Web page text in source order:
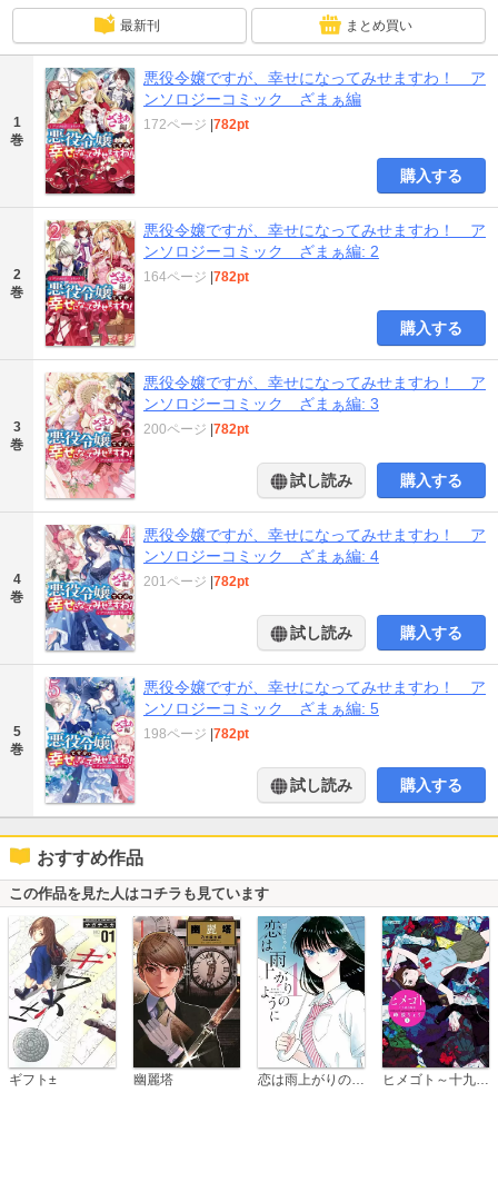
最新刊 まとめ買い
1
巻
悪役令嬢ですが、幸せになってみせますわ！ ア
ンソロジーコミック ざまぁ編
172ページ |782pt
購入する
2
巻
悪役令嬢ですが、幸せになってみせますわ！ ア
ンソロジーコミック ざまぁ編: 2
164ページ |782pt
購入する
3
巻
悪役令嬢ですが、幸せになってみせますわ！ ア
ンソロジーコミック ざまぁ編: 3
200ページ |782pt
試し読み 購入する
4
巻
悪役令嬢ですが、幸せになってみせますわ！ ア
ンソロジーコミック ざまぁ編: 4
201ページ |782pt
試し読み 購入する
5
巻
悪役令嬢ですが、幸せになってみせますわ！ ア
ンソロジーコミック ざまぁ編: 5
198ページ |782pt
試し読み 購入する
おすすめ作品
この作品を見た人はコチラも見ています
ギフト± 幽麗塔 ヒメゴト～十九歳の制服～